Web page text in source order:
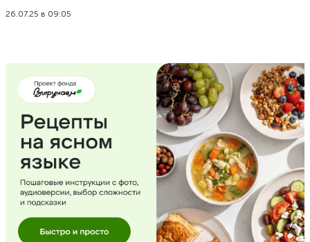
26.07.25 в 09:05